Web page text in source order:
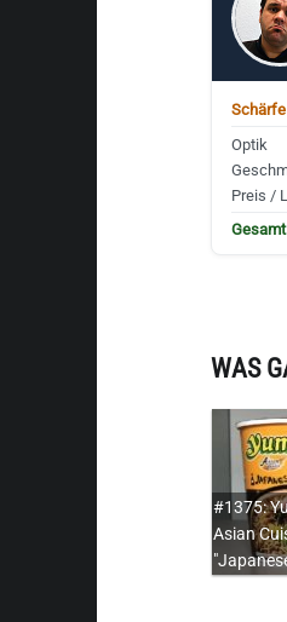
Schärfe
Optik
Preis /
Gesamt
WAS
#1375:
Asian